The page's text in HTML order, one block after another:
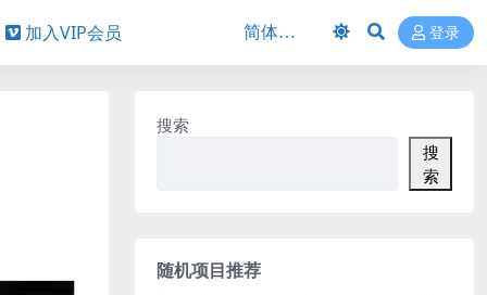
加入VIP会员 登录
搜索
搜
索
随机项目推荐